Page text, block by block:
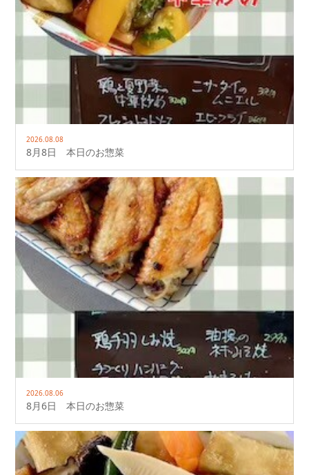
2026.08.08
8月8日 本日のお惣菜
2026.08.06
8月6日 本日のお惣菜